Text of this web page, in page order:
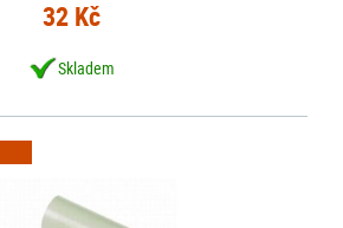
32 Kč
Skladem